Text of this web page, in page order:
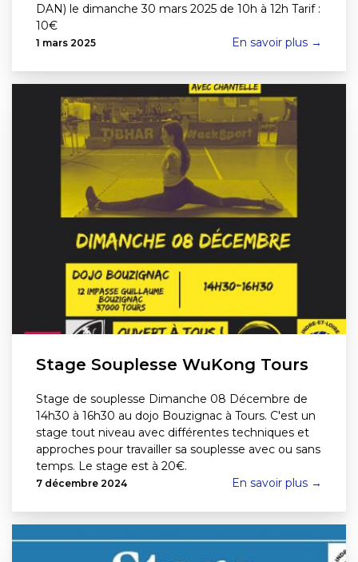
DAN) le dimanche 30 mars 2025 de 10h à 12h Tarif :
10€
1 mars 2025 En savoir plus →
Stage Souplesse WuKong Tours
Stage de souplesse Dimanche 08 Décembre de
14h30 à 16h30 au dojo Bouzignac à Tours. C'est un
stage tout niveau avec différentes techniques et
approches pour travailler sa souplesse avec ou sans
temps. Le stage est à 20€.
7 décembre 2024 En savoir plus →